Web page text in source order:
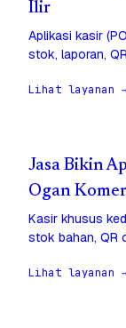
Ilir
Aplikasi kasir
stok, laporan,
Lihat layanan
Jasa Bikin
Ogan
Kasir khusus
stok bahan, QR
Lihat layanan